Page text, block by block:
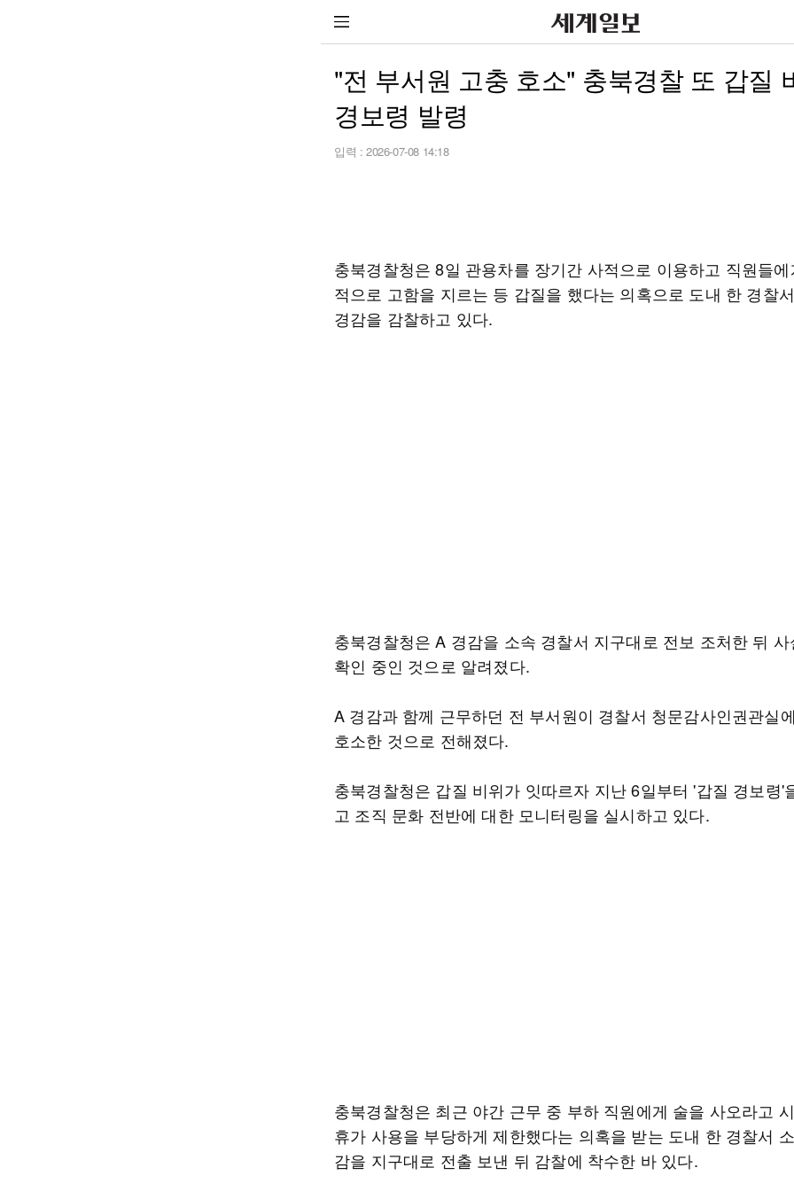
"전 부서원 고충 호소" 충북경찰 또 갑질
경보령 발령
입력 : 2026-07-08 14:18
충북경찰청은 8일 관용차를 장기간 사적으로 이용하고 직원들
적으로 고함을 지르는 등 갑질을 했다는 의혹으로 도내 한 경찰
경감을 감찰하고 있다.
충북경찰청은 A 경감을 소속 경찰서 지구대로 전보 조처한 뒤
확인 중인 것으로 알려졌다.
A 경감과 함께 근무하던 전 부서원이 경찰서 청문감사인권관실
호소한 것으로 전해졌다.
충북경찰청은 갑질 비위가 잇따르자 지난 6일부터 '갑질 경보령'
고 조직 문화 전반에 대한 모니터링을 실시하고 있다.
충북경찰청은 최근 야간 근무 중 부하 직원에게 술을 사오라고
휴가 사용을 부당하게 제한했다는 의혹을 받는 도내 한 경찰서
감을 지구대로 전출 보낸 뒤 감찰에 착수한 바 있다.